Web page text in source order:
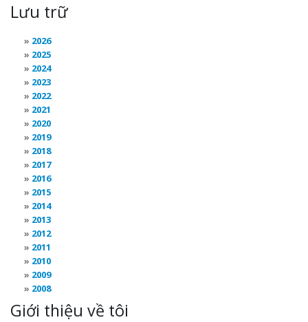
Lưu trữ
2026
2025
2024
2023
2022
2021
2020
2019
2018
2017
2016
2015
2014
2013
2012
2011
2010
2009
2008
Giới thiệu về tôi